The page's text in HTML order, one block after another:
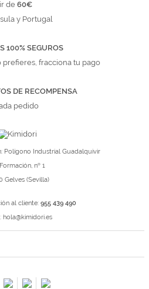
de60€
y Portugal
100% SEGUROS
prefieres, fracciona tu pago
DE RECOMPENSA
pedido
Polígono Industrial Guadalquivir
nº 1
Gelves (Sevilla)
al cliente: 955 439 490
hola@kimidori.es